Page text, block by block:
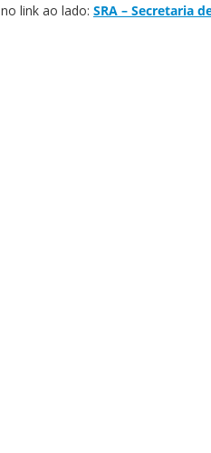
no link ao lado: SRA – Secretaria